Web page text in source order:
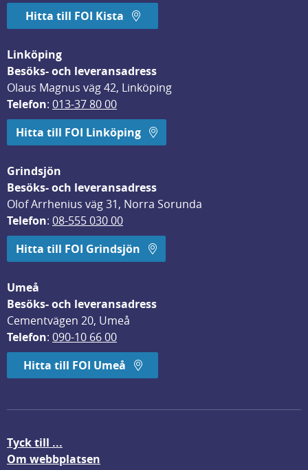
Hitta till FOI Kista
Linköping
Besöks- och leveransadress
Olaus Magnus väg 42, Linköping
Telefon: 013-37 80 00
Hitta till FOI Linköping
Grindsjön
Besöks- och leveransadress
Olof Arrhenius väg 31, Norra Sorunda
Telefon: 08-555 030 00
Hitta till FOI Grindsjön
Umeå
Besöks- och leveransadress
Cementvägen 20, Umeå
Telefon: 090-10 66 00
Hitta till FOI Umeå
Tyck till ...
Om webbplatsen